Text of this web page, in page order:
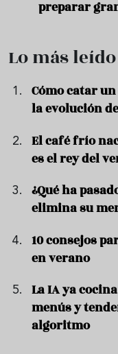
preparar
Lo más leído
Cómo catar
la evolución
El café frío
es el rey del
¿Qué ha
elimina su
10 consejos
en verano
La IA ya
menús y
algoritmo